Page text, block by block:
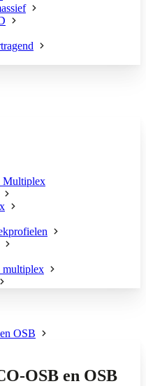
Multiplex
multiplex
OSB
OSB en OSB